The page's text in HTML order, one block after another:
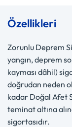
Özellikleri
Zorunlu Deprem
yangın, deprem
kayması dâhil)
doğrudan neden
kadar Doğal Afet
teminat altına
sigortasıdır.